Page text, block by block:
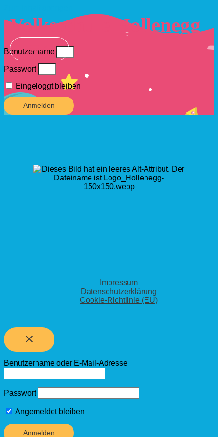
Volksschule Hollenegg
Benutzername
Passwort
Eingeloggt bleiben
Anmelden
Impressum
Datenschutzerklärung
Cookie-Richtlinie (EU)
Benutzername oder E-Mail-Adresse
Passwort
Angemeldet bleiben